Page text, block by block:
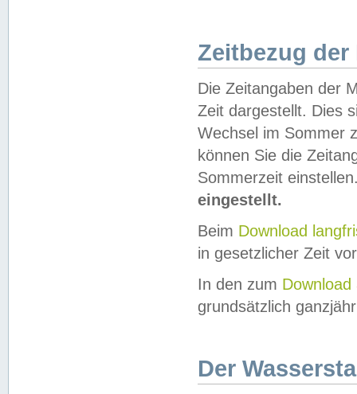
Zeitbezug der
Die Zeitangaben der
Zeit dargestellt. Dies
Wechsel im Sommer
können Sie die
Sommerzeit
eingestellt.
Beim Download
in gesetzlicher Zeit
In den zum Download
grundsätzlich
Der